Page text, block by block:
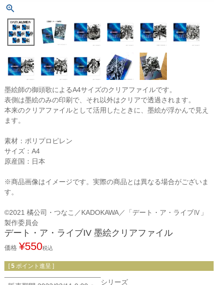
墨絵師の御頭歌によるA4サイズのクリアファイルです。
表側は墨絵のみの印刷で、それ以外はクリアで透過されます。
本来のクリアファイルとして活用したときに、墨絵が浮かんで見え
ます。
素材：ポリプロピレン
サイズ：A4
原産国：日本
※商品画像はイメージです。実際の商品とは異なる場合がございま
す。
©2021 橘公司・つなこ／KADOKAWA／「デート・ア・ライブⅣ」
製作委員会
デート・ア・ライブIV 墨絵クリアファイル
価格 ¥550税込
[ 5 ポイント進呈 ]
シリーズ